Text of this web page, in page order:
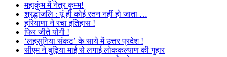
महाकुंभ में नेत्र कुम्भ!
श्रद्धांजलि : यूं ही कोई रतन नहीं हो जाता …
हरियाणा ने रचा इतिहास !
फिर जीते योगी !
‘लहसुनिया संकट’ के साये में उत्तर प्रदेश !
सीएम ने बुढ़िया माई से लगाई लोककल्याण की गुहार